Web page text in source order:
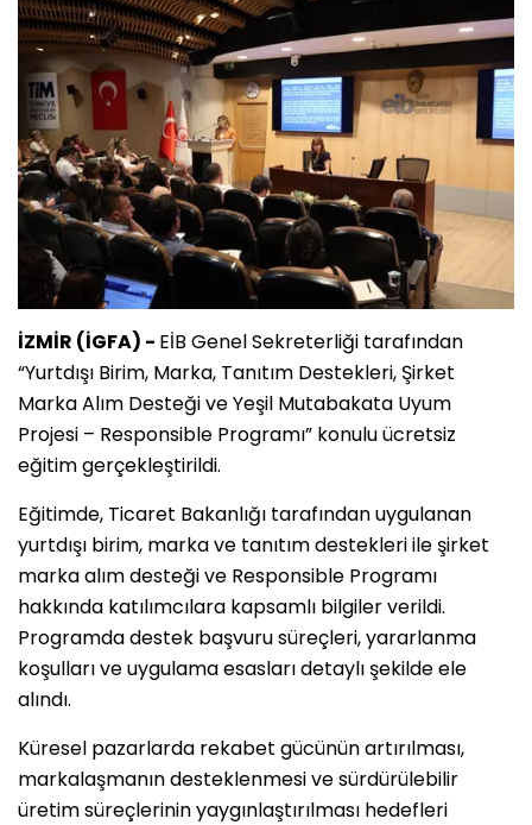
İZMİR (İGFA) - EİB Genel Sekreterliği tarafından
“Yurtdışı Birim, Marka, Tanıtım Destekleri, Şirket
Marka Alım Desteği ve Yeşil Mutabakata Uyum
Projesi – Responsible Programı” konulu ücretsiz
eğitim gerçekleştirildi.
Eğitimde, Ticaret Bakanlığı tarafından uygulanan
yurtdışı birim, marka ve tanıtım destekleri ile şirket
marka alım desteği ve Responsible Programı
hakkında katılımcılara kapsamlı bilgiler verildi.
Programda destek başvuru süreçleri, yararlanma
koşulları ve uygulama esasları detaylı şekilde ele
alındı.
Küresel pazarlarda rekabet gücünün artırılması,
markalaşmanın desteklenmesi ve sürdürülebilir
üretim süreçlerinin yaygınlaştırılması hedefleri